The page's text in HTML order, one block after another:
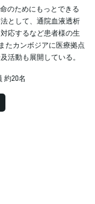
のためにもっとできる
として、通院血液透析
応するなど患者様の生
たカンボジアに医療拠点
活動も展開している。
約20名